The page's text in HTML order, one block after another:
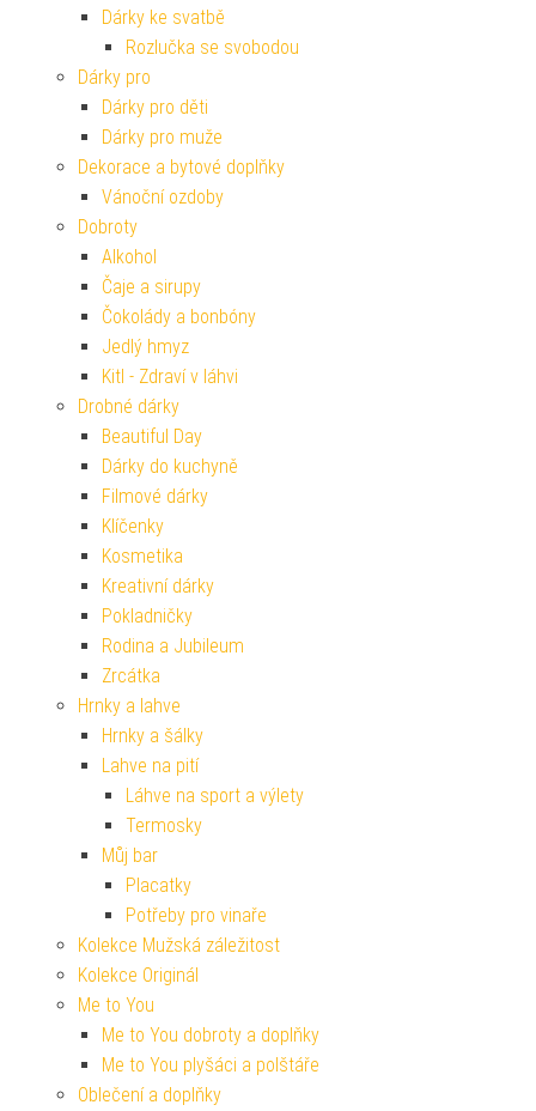
Dárky ke svatbě
Rozlučka se svobodou
Dárky pro
Dárky pro děti
Dárky pro muže
Dekorace a bytové doplňky
Vánoční ozdoby
Dobroty
Alkohol
Čaje a sirupy
Čokolády a bonbóny
Jedlý hmyz
Kitl - Zdraví v láhvi
Drobné dárky
Beautiful Day
Dárky do kuchyně
Filmové dárky
Klíčenky
Kosmetika
Kreativní dárky
Pokladničky
Rodina a Jubileum
Zrcátka
Hrnky a lahve
Hrnky a šálky
Lahve na pití
Láhve na sport a výlety
Termosky
Můj bar
Placatky
Potřeby pro vinaře
Kolekce Mužská záležitost
Kolekce Originál
Me to You
Me to You dobroty a doplňky
Me to You plyšáci a polštáře
Oblečení a doplňky